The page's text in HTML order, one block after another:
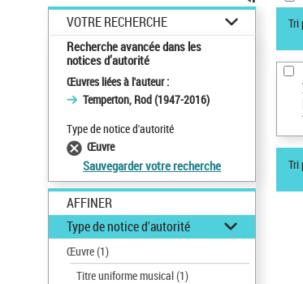
VOTRE RECHERCHE
Recherche avancée dans les
notices d’autorité
Œuvres liées à l'auteur :
Temperton, Rod (1947-2016)
Type de notice d'autorité
Œuvre
Sauvegarder votre recherche
AFFINER
Type de notice d'autorité
Œuvre(1)
Titre uniforme musical(1)
Tri
Tri